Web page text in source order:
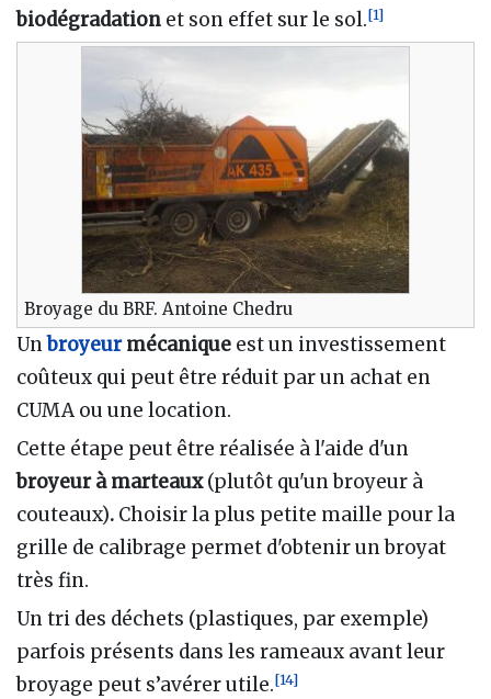
biodégradation et son effet sur le sol.[1]
Broyage du BRF. Antoine Chedru
Unbroyeurmécanique est un investissement
coûteux qui peut être réduit par un achat en
CUMA ou une location.
Cette étape peut être réalisée à l'aide d'un
broyeur à marteaux(plutôt qu'un broyeur à
couteaux). Choisir la plus petite maille pour la
grille de calibrage permet d'obtenir un broyat
très fin.
Un tri des déchets (plastiques, par exemple)
parfois présents dans les rameaux avant leur
broyage peut s’avérer utile.[14]